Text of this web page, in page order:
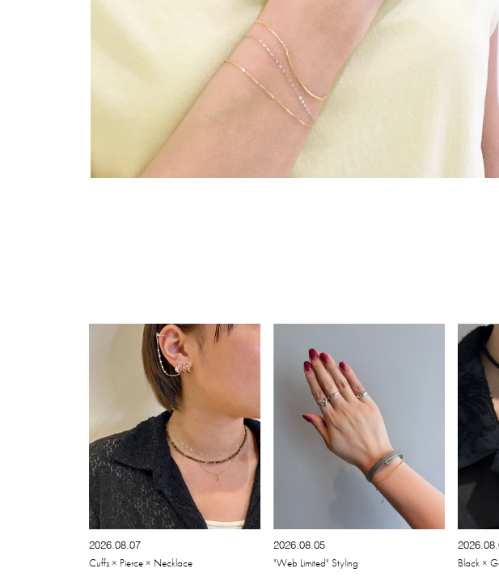
2026.08.07
Cuffs × Pierce × Necklace
2026.08.05
"Web Limited" Styling Black ×